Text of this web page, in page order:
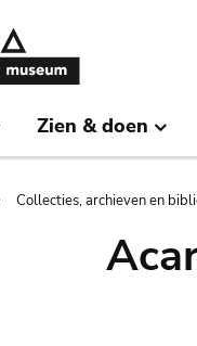
Zien & doen
Collecties, archieven en